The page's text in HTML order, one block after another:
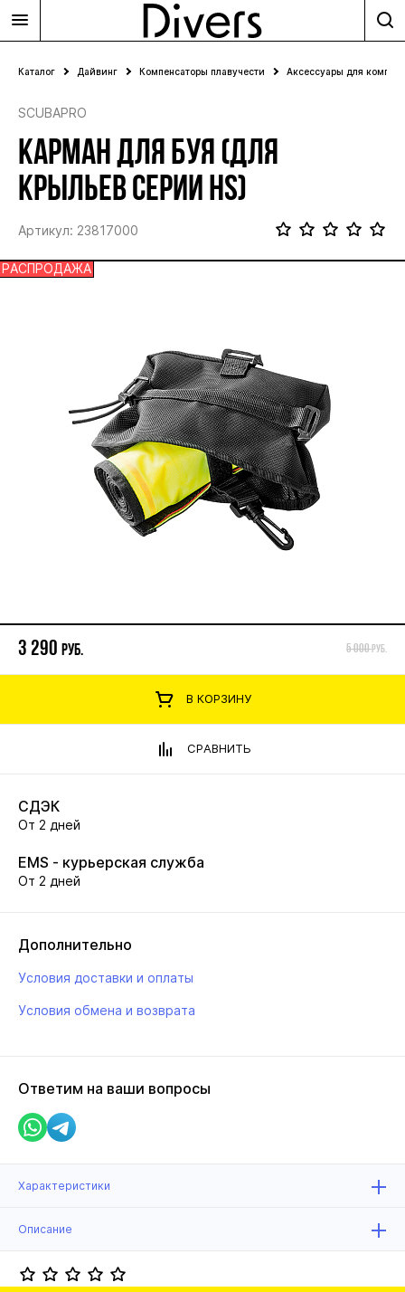
Каталог Дайвинг Компенсаторы плавучести Аксессуары для
SCUBAPRO
КАРМАН ДЛЯ БУЯ (ДЛЯ
КРЫЛЬЕВ СЕРИИ HS)
Артикул: 23817000
РАСПРОДАЖА
5 000руб.
3 290 руб.
В КОРЗИНУ
СРАВНИТЬ
СДЭК
От 2 дней
EMS - курьерская служба
От 2 дней
Дополнительно
Условия доставки и оплаты
Условия обмена и возврата
Ответим на ваши вопросы
Характеристики
Описание